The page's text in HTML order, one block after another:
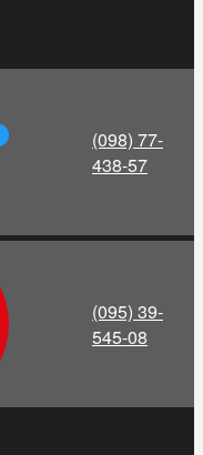
(098) 77-
438-57
(095) 39-
545-08